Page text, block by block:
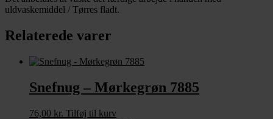
uldvaskemiddel / Tørres fladt.
Relaterede varer
Snefnug – Mørkegrøn 7885
76,00 kr. Tilføj til kurv